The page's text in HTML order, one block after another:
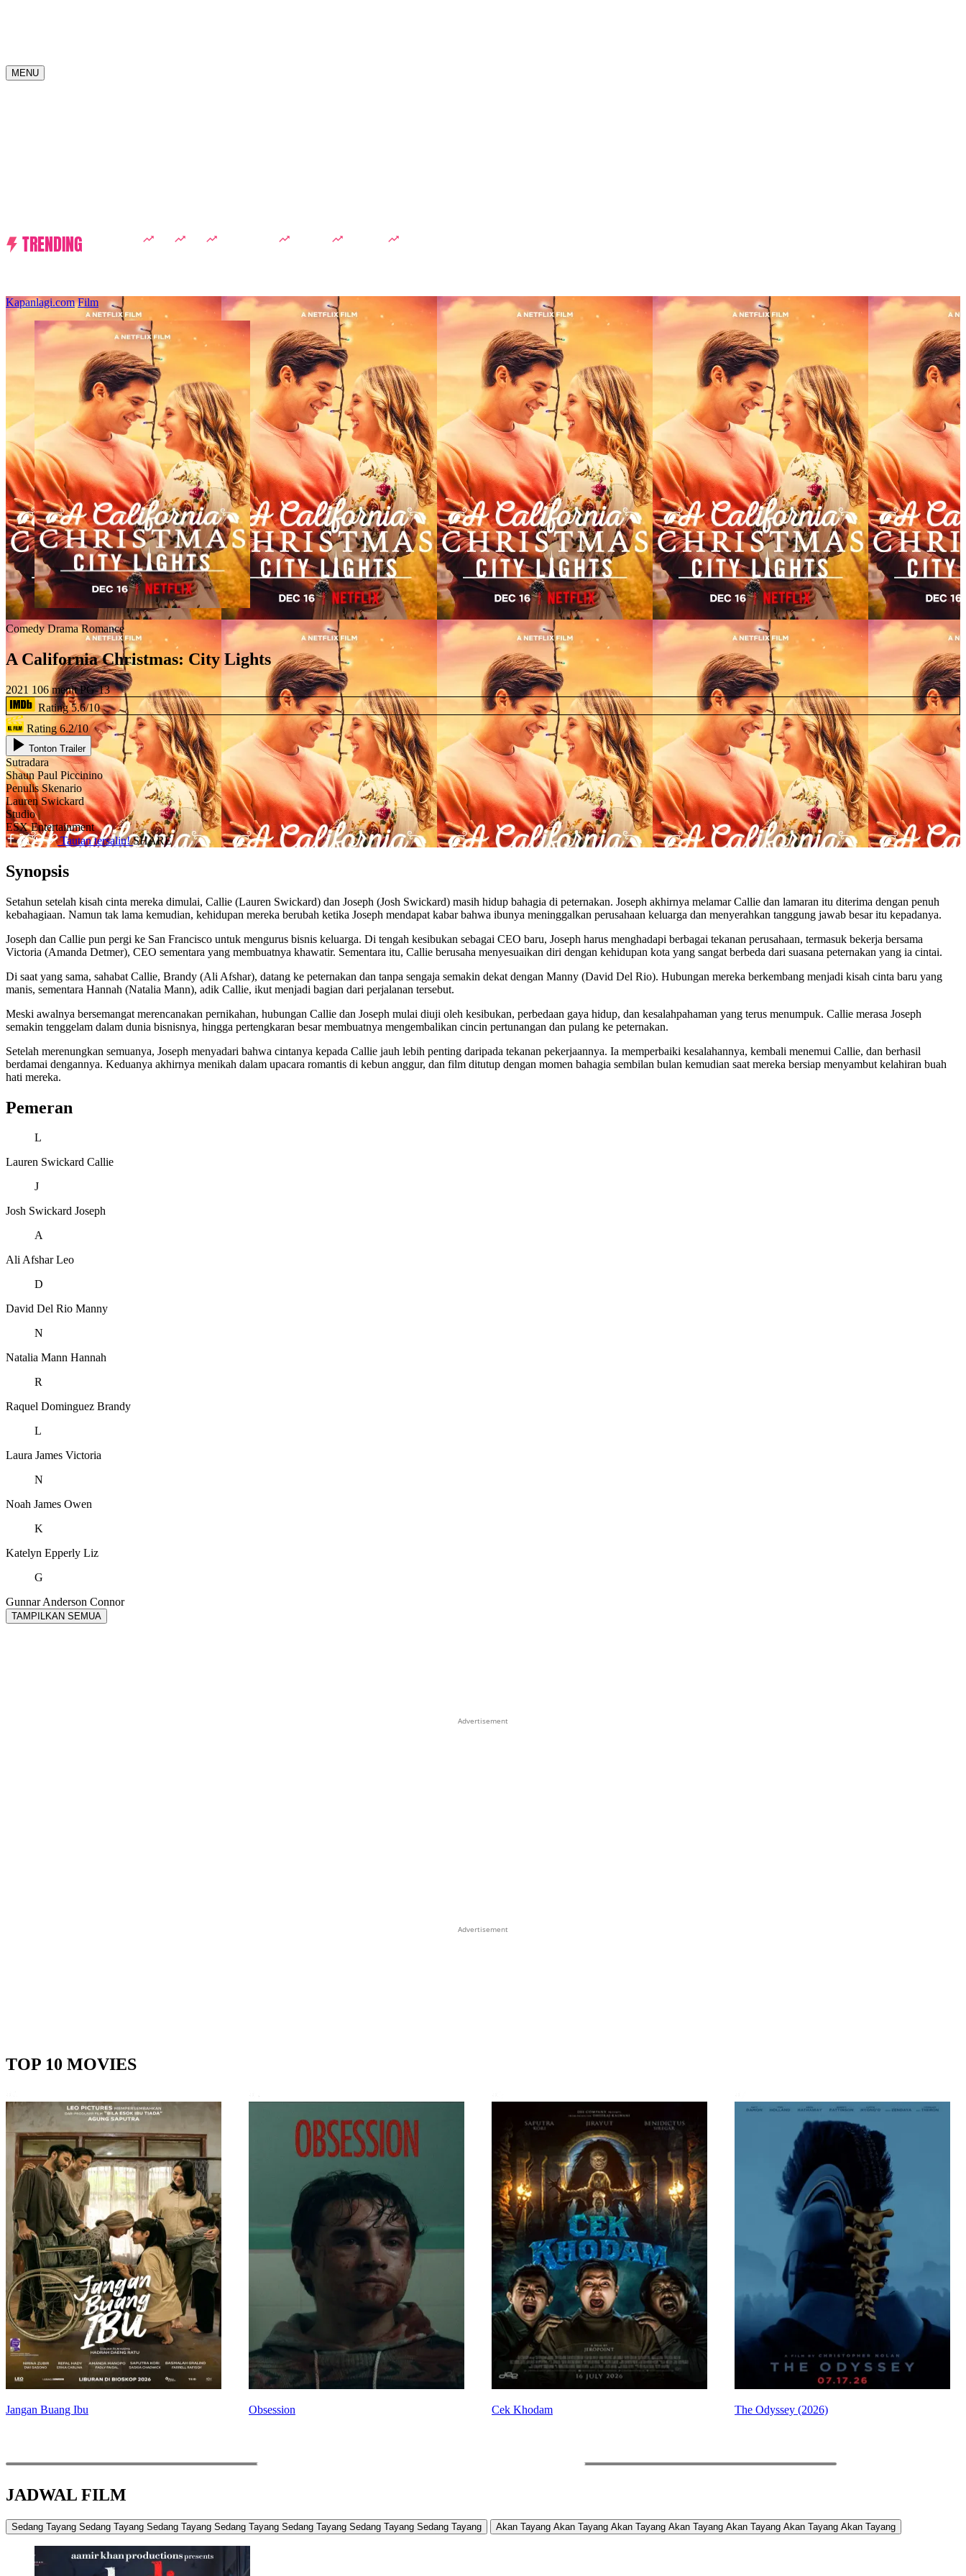
MENU
TRENDING
Kapanlagi.com Film
Comedy Drama Romance
A California Christmas: City Lights
2021 106 menit PG-13
Rating 5.6/10
Rating 6.2/10
Tonton Trailer
Sutradara
Shaun Paul Piccinino
Penulis Skenario
Lauren Swickard
Studio
ESX Entertainment
Tautan tersalin! SHARE
Synopsis
Setahun setelah kisah cinta mereka dimulai, Callie (Lauren Swickard) dan Joseph (Josh Swickard) masih hidup bahagia di peternakan. Joseph akhirnya melamar Callie dan lamaran itu diterima dengan penuh
kebahagiaan. Namun tak lama kemudian, kehidupan mereka berubah ketika Joseph mendapat kabar bahwa ibunya meninggalkan perusahaan keluarga dan menyerahkan tanggung jawab besar itu kepadanya.
Joseph dan Callie pun pergi ke San Francisco untuk mengurus bisnis keluarga. Di tengah kesibukan sebagai CEO baru, Joseph harus menghadapi berbagai tekanan perusahaan, termasuk bekerja bersama
Victoria (Amanda Detmer), CEO sementara yang membuatnya khawatir. Sementara itu, Callie berusaha menyesuaikan diri dengan kehidupan kota yang sangat berbeda dari suasana peternakan yang ia cintai.
Di saat yang sama, sahabat Callie, Brandy (Ali Afshar), datang ke peternakan dan tanpa sengaja semakin dekat dengan Manny (David Del Rio). Hubungan mereka berkembang menjadi kisah cinta baru yang
manis, sementara Hannah (Natalia Mann), adik Callie, ikut menjadi bagian dari perjalanan tersebut.
Meski awalnya bersemangat merencanakan pernikahan, hubungan Callie dan Joseph mulai diuji oleh kesibukan, perbedaan gaya hidup, dan kesalahpahaman yang terus menumpuk. Callie merasa Joseph
semakin tenggelam dalam dunia bisnisnya, hingga pertengkaran besar membuatnya mengembalikan cincin pertunangan dan pulang ke peternakan.
Setelah merenungkan semuanya, Joseph menyadari bahwa cintanya kepada Callie jauh lebih penting daripada tekanan pekerjaannya. Ia memperbaiki kesalahannya, kembali menemui Callie, dan berhasil
berdamai dengannya. Keduanya akhirnya menikah dalam upacara romantis di kebun anggur, dan film ditutup dengan momen bahagia sembilan bulan kemudian saat mereka bersiap menyambut kelahiran buah
hati mereka.
Pemeran
L
Lauren Swickard Callie
J
Josh Swickard Joseph
A
Ali AfsharLeo
D
David Del Rio Manny
N
Natalia Mann Hannah
R
Raquel Dominguez Brandy
L
Laura James Victoria
N
Noah James Owen
K
Katelyn Epperly Liz
G
Gunnar Anderson Connor
TAMPILKAN SEMUA
Advertisement
Advertisement
TOP 10 MOVIES
Jangan Buang Ibu Obsession Cek Khodam The Odyssey (2026)
JADWAL FILM
Sedang Tayang Sedang Tayang Sedang Tayang Sedang Tayang Sedang Tayang Sedang Tayang Sedang Tayang Akan Tayang Akan Tayang Akan Tayang Akan Tayang Akan Tayang Akan Tayang Akan Tayang